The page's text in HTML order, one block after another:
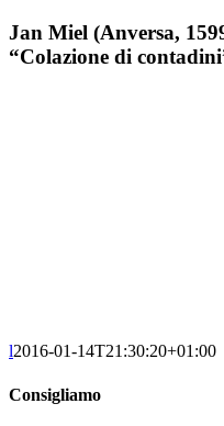
Jan Miel (Anversa,
“Colazione di
l2016-01-14T21:30:20+01:00
Consigliamo